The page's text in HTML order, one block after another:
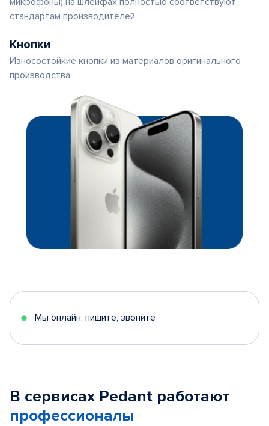
стандартам производителей
Кнопки
Износостойкие кнопки из материалов оригинального
производства
Мы онлайн, пишите, звоните
В сервисах Pedant работают
профессионалы